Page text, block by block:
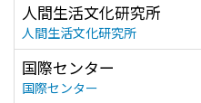
人間生活文化研究所
人間生活文化研究所
国際センター
国際センター